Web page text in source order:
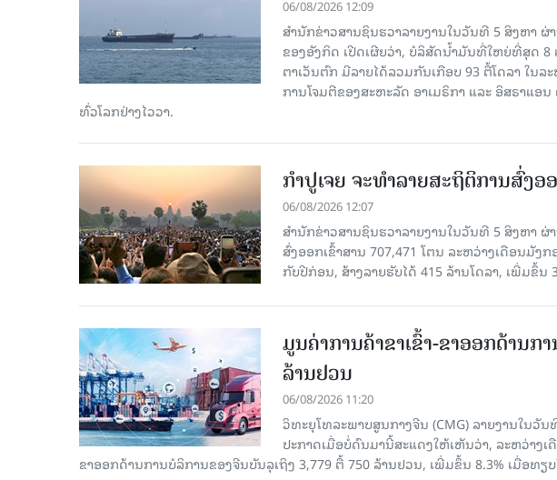
06/08/2026 12:09
ສຳນັກຂ່າວສານຊິນຮວາລາຍງານໃນວັນທີ 5 ສິງຫາ
ຂອງອັງກິດ ເປີດເຜີຍວ່າ, ບໍລິສັດນ້ຳມັນທີ່ໃຫຍ່ທີ່ສຸດ
ຕາເວັນຕົກ ມີລາຍໄດ້ລວມກັນເກືອບ 93 ຕື້ໂດລາ ໃນ
ການໂຈມຕີຂອງສະຫະລັດ ອາເມຣິກາ ແລະ ອິສຣາແອ
ທົ່ວໂລກຢ່າງໄວວາ.
ກຳປູເຈຍ ຈະທຳລາຍສະຖິຕິການສົ່ງອ
06/08/2026 12:07
ສຳນັກຂ່າວສານຊິນຮວາລາຍງານໃນວັນທີ 5 ສິງຫາ ຜ່
ສົ່ງອອກເຂົ້າສານ 707,471 ໂຕນ ລະຫວ່າງເດືອນມັ
ກັບປີກ່ອນ, ສ້າງລາຍຮັບໄດ້ 415 ລ້ານໂດລາ, ເພີ່ມຂຶ້ນ
ມູນຄ່າການຄ້າຂາເຂົ້າ-ຂາອອກດ້ານ
ລ້ານຢວນ
06/08/2026 11:20
ວິທະຍຸໂທລະພາບສູນກາງຈີນ (CMG) ລາຍງານໃນວັ
ປະກາດເມື່ອບໍ່ດົນມານີ້ສະແດງໃຫ້ເຫັນວ່າ, ລະຫວ່າງ
ຂາອອກດ້ານການບໍລິການຂອງຈີນບັນລຸເຖິງ 3,779 ຕື້ 750 ລ້ານຢວນ, ເພີ່ມຂຶ້ນ 8.3% ເມື່ອທຽ